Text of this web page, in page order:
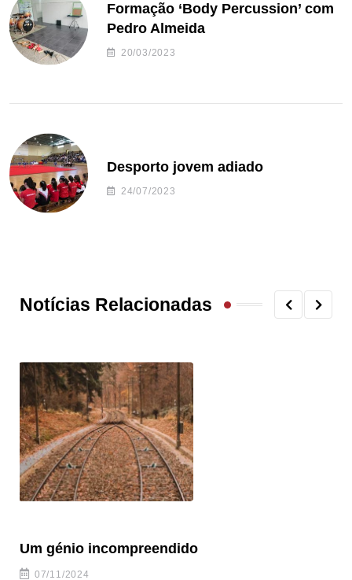
Formação ‘Body Percussion’ com
Pedro Almeida
20/03/2023
Desporto jovem adiado
24/07/2023
Notícias Relacionadas
Um génio incompreendido
07/11/2024